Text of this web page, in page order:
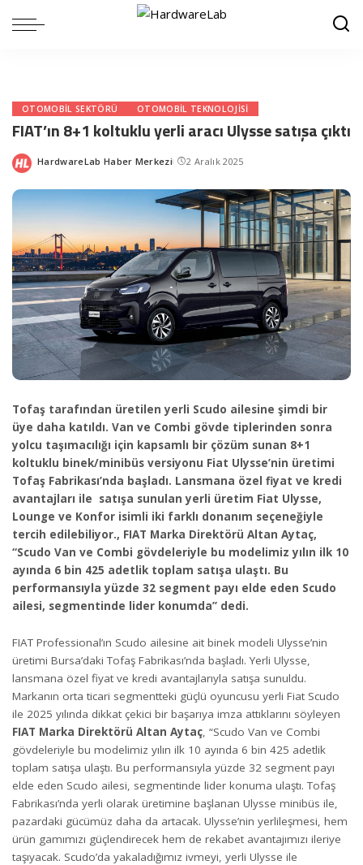
OTOMOBIL SEKTÖRÜ OTOMOBIL TEKNOLOJISI
FIAT’ın 8+1 koltuklu yerli aracı Ulysse satışa çıktı
Posted
HardwareLab Haber Merkezi 2 Aralık 2025
Tofaş tarafından üretilen yerli Scudo ailesine şimdi bir
üye daha katıldı. Van ve Combi gövde tiplerinden sonra
yolcu taşımacılığı için kapsamlı bir çözüm sunan 8+1
koltuklu binek/minibüs versiyonu Fiat Ulysse’nin üretimi
Tofaş Fabrikası’nda başladı. Lansmana özel fiyat ve kredi
avantajları ile satışa sunulan yerli üretim Fiat Ulysse,
Lounge ve Konfor isimli iki farklı donanım seçeneğiyle
tercih edilebiliyor., FIAT Marka Direktörü Altan Aytaç,
“Scudo Van ve Combi gövdeleriyle bu modelimiz yılın ilk 10
ayında 6 bin 425 adetlik toplam satışa ulaştı. Bu
performansıyla yüzde 32 segment payı elde eden Scudo
ailesi, segmentinde lider konumda” dedi.
FIAT Professional’ın Scudo ailesine ait binek modeli Ulysse’nin
üretimi Bursa’daki Tofaş Fabrikası’nda başladı. Yerli Ulysse,
lansmana özel fiyat ve kredi avantajlarıyla satışa sunuldu.
Markanın orta ticari segmentteki güçlü oyuncusu yerli Fiat Scudo
ile 2025 yılında dikkat çekici bir başarıya imza attıklarını söyleyen
FIAT Marka Direktörü Altan Aytaç, “Scudo Van ve Combi
gövdeleriyle bu modelimiz yılın ilk 10 ayında 6 bin 425 adetlik
toplam satışa ulaştı. Bu performansıyla yüzde 32 segment payı
elde eden Scudo ailesi, segmentinde lider konuma ulaştı. Tofaş
Fabrikası’nda yerli olarak üretimine başlanan Ulysse minibüs ile,
pazardaki gücümüz daha da artacak. Ulysse’nin yerlileşmesi, hem
ürün gamımızı güçlendirecek hem de rekabet avantajımızı ileriye
taşıyacak. Scudo’da yakaladığımız ivmeyi, yerli Ulysse ile